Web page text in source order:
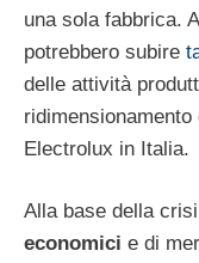
una sola fabbrica.
potrebbero subire
delle attività
Electrolux in Italia.
Alla base della
economici e di